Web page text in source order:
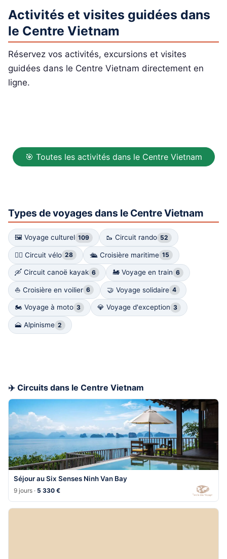
Activités et visites guidées dans
le Centre Vietnam
Réservez vos activités, excursions et visites
guidées dans le Centre Vietnam directement en
ligne.
🎯 Toutes les activités dans le Centre Vietnam
Types de voyages dans le Centre Vietnam
🖼 Voyage culturel 109 🥾 Circuit rando 52
🚴‍♀️ Circuit vélo 28 🛳️ Croisière maritime 15
🛶 Circuit canoë kayak 6 🚂 Voyage en train 6
⛵️ Croisière en voilier 6 🤝 Voyage solidaire 4
🏍 Voyage à moto 3 💎 Voyage d'exception 3
🗻 Alpinisme 2
✈️ Circuits dans le Centre Vietnam
Séjour au Six Senses Ninh Van Bay
9 jours · 5 330 €